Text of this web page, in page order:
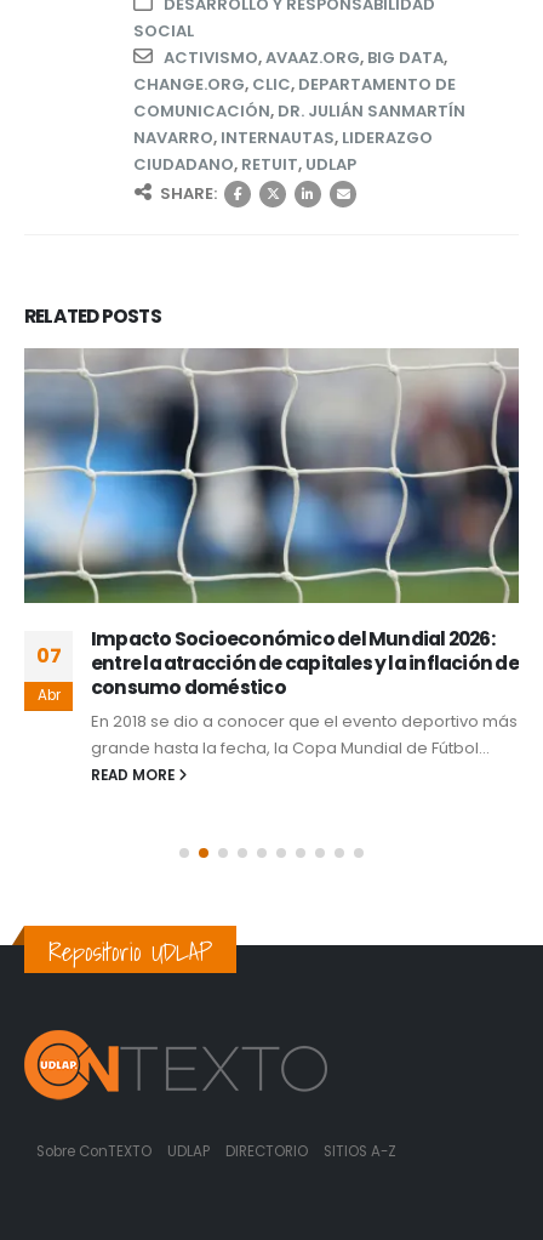
DESARROLLO Y RESPONSABILIDAD
SOCIAL
ACTIVISMO,AVAAZ.ORG, BIG DATA,
CHANGE.ORG, CLIC, DEPARTAMENTO DE
COMUNICACIÓN, DR. JULIÁN SANMARTÍN
NAVARRO, INTERNAUTAS, LIDERAZGO
CIUDADANO, RETUIT, UDLAP
SHARE:
RELATEDPOSTS
07
Abr
Impacto Socioeconómico del Mundial 2026:
entre la atracción de capitales y la inflación de
consumo doméstico
En 2018 se dio a conocer que el evento deportivo más
grande hasta la fecha, la Copa Mundial de Fútbol...
READ MORE
Repositorio UDLAP
Sobre ConTEXTO UDLAP DIRECTORIO SITIOS A-Z